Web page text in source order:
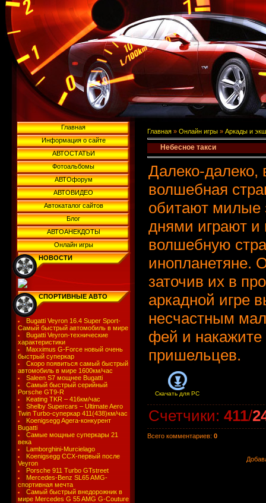
Главная
Информация о сайте
АВТОСТАТЬИ
Фотоальбомы
АВТОфорум
АВТОВИДЕО
Автокаталог сайтов
Блог
АВТОАНЕКДОТЫ
Онлайн игры
НОВОСТИ
СПОРТИВНЫЕ АВТО
Bugatti Veyron 16.4 Super Sport-
Самый быстрый автомобиль в мире
Bugatti Veyron-технические
характеристики
Maxximus G-Force новый очень
быстрый суперкар
Скоро появиться самый быстрый
автомобиль в мире 1600км/час
Saleen S7 мощнее Bugatti
Самый быстрый серийный
Porsche GT9-R
Keating TKR – 416км/час
Shelby Supercars – Ultimate Aero
Twin Turbo-суперкар 411(438)км/час
Koenigsegg Agera-конкурент
Bugatti
Самые мощные суперкары 21
века
Lamborghini-Murcielago
Koenigsegg CCX-первый после
Veyron
Porsche 911 Turbo GTstreet
Mercedes-Benz SL65 AMG-
спортивная мечта
Самый быстрый внедорожник в
мире Mercedes G 55 AMG G-Couture
Главная » Онлайн игры » Аркады и
Небесное такси
Далеко-далеко,
волшебная
обитают милые
днями играют
волшебную
инопланетяне.
заточив их в
аркадной игре
несчастным
фей и накажите
пришельцев.
Скачать для PC
Счетчики: 411/
Всего комментариев: 0